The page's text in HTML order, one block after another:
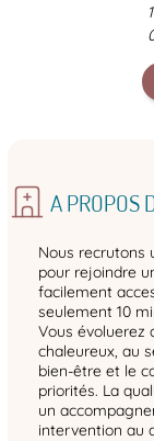
A PROPOS
Nous recrutons
pour rejoindre
facilement
seulement 10
Vous évoluerez
chaleureux, au
bien‑être et le
priorités. La
un
intervention au